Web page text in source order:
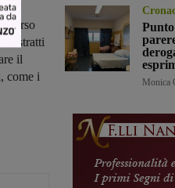
il
astratti
il
come i
Monica